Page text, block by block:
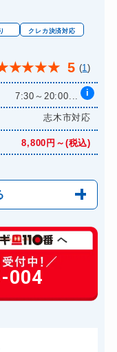
クレカ決済対応
★★★★ 5 (1)
7:30～20:00... i
志木市対応
8,800円～(税込)
8,800円～(税込)
12,100円～(税込)
9,900円～(税込)
004